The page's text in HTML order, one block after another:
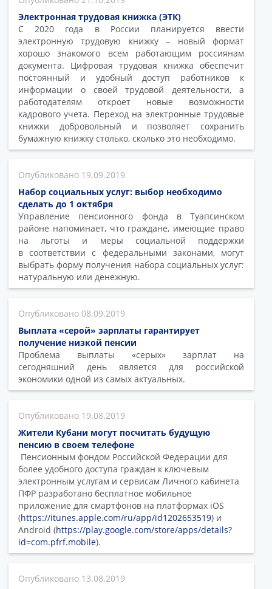
Электронная трудовая книжка (ЭТК)
С 2020 года в России планируется ввести
электронную трудовую книжку – новый формат
хорошо знакомого всем работающим россиянам
документа. Цифровая трудовая книжка обеспечит
постоянный и удобный доступ работников к
информации о своей трудовой деятельности, а
работодателям откроет новые возможности
кадрового учета. Переход на электронные трудовые
книжки добровольный и позволяет сохранить
бумажную книжку столько, сколько это необходимо.
19.09.2019
Набор социальных услуг: выбор необходимо
сделать до 1 октября
Управление пенсионного фонда в Туапсинском
районе напоминает, что граждане, имеющие право
на льготы и меры социальной поддержки
в соответствии с федеральными законами, могут
выбрать форму получения набора социальных услуг:
натуральную или денежную.
08.09.2019
Выплата «серой» зарплаты гарантирует
получение низкой пенсии
Проблема выплаты «серых» зарплат на
сегодняшний день является для российской
экономики одной из самых актуальных.
19.08.2019
Жители Кубани могут посчитать будущую
пенсию в своем телефоне
Пенсионным фондом Российской Федерации для
более удобного доступа граждан к ключевым
электронным услугам и сервисам Личного кабинета
ПФР разработано бесплатное мобильное
приложение для смартфонов на платформах iOS
(https://itunes.apple.com/ru/app/id1202653519) и
Android (https://play.google.com/store/apps/details?
id=com.pfrf.mobile).
13.08.2019